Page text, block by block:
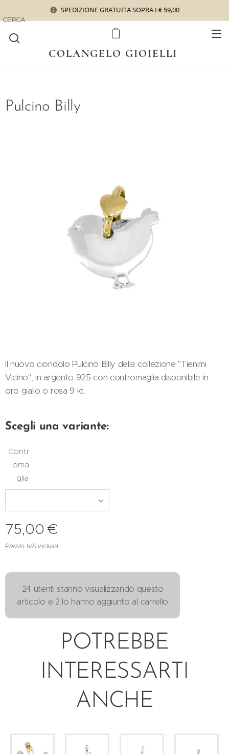
SPEDIZIONE GRATUITA SOPRA I € 59,00
COLANGELO GIOIELLI
CERCA
Pulcino Billy
Il nuovo ciondolo Pulcino Billy della collezione "Tienimi
Vicino", in argento 925 con contromaglia disponibile in
oro giallo o rosa 9 kt.
Scegli una variante:
Contr
oma
glia
75,00 €
Prezzo IVA inclusa
24 utenti stanno visualizzando questo
articolo e 2 lo hanno aggiunto al carrello
POTREBBE
INTERESSARTI
ANCHE